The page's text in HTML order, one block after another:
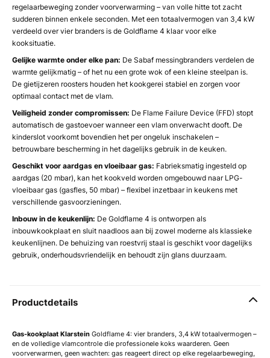
regelaarbeweging zonder voorverwarming – van volle hitte tot zacht
sudderen binnen enkele seconden. Met een totaalvermogen van 3,4 kW
verdeeld over vier branders is de Goldflame 4 klaar voor elke
kooksituatie.
Gelijke warmte onder elke pan: De Sabaf messingbranders verdelen de
warmte gelijkmatig – of het nu een grote wok of een kleine steelpan is.
De gietijzeren roosters houden het kookgerei stabiel en zorgen voor
optimaal contact met de vlam.
Veiligheid zonder compromissen: De Flame Failure Device (FFD) stopt
automatisch de gastoevoer wanneer een vlam onverwacht dooft. De
kinderslot voorkomt bovendien het per ongeluk inschakelen –
betrouwbare bescherming in het dagelijks gebruik in de keuken.
Geschikt voor aardgas en vloeibaar gas: Fabrieksmatig ingesteld op
aardgas (20 mbar), kan het kookveld worden omgebouwd naar LPG-
vloeibaar gas (gasfles, 50 mbar) – flexibel inzetbaar in keukens met
verschillende gasvoorzieningen.
Inbouw in de keukenlijn: De Goldflame 4 is ontworpen als
inbouwkookplaat en sluit naadloos aan bij zowel moderne als klassieke
keukenlijnen. De behuizing van roestvrij staal is geschikt voor dagelijks
gebruik, onderhoudsvriendelijk en behoudt zijn glans duurzaam.
Productdetails
Gas-kookplaat Klarstein Goldflame 4: vier branders, 3,4 kW totaalvermogen –
en de volledige vlamcontrole die professionele koks waarderen. Geen
voorverwarmen, geen wachten: gas reageert direct op elke regelaarbeweging,